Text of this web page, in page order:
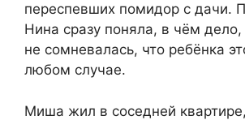
переспевших помидор с дачи.
Нина сразу поняла, в чём
не сомневалась, что ребёнка
любом случае.
Миша жил в соседней